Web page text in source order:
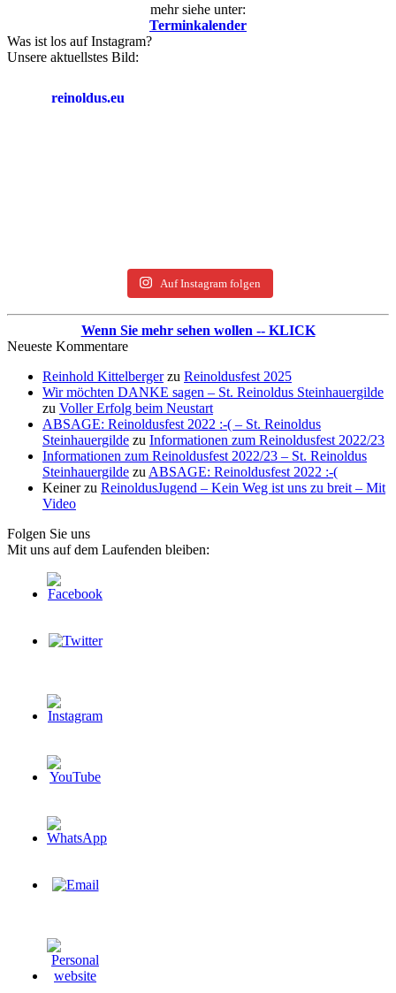
mehr siehe unter:
Terminkalender
Was ist los auf Instagram?
Unsere aktuellstes Bild:
reinoldus.eu
Auf Instagram folgen
Wenn Sie mehr sehen wollen -- KLICK
Neueste Kommentare
Reinhold Kittelbergerzu Reinoldusfest 2025
Wir möchten DANKE sagen – St. Reinoldus Steinhauergilde
zu Voller Erfolg beim Neustart
ABSAGE: Reinoldusfest 2022 :-( – St. Reinoldus
Steinhauergilde zu Informationen zum Reinoldusfest 2022/23
Informationen zum Reinoldusfest 2022/23 – St. Reinoldus
Steinhauergilde zu ABSAGE: Reinoldusfest 2022 :-(
Keinerzu ReinoldusJugend – Kein Weg ist uns zu breit – Mit
Video
Folgen Sie uns
Mit uns auf dem Laufenden bleiben: